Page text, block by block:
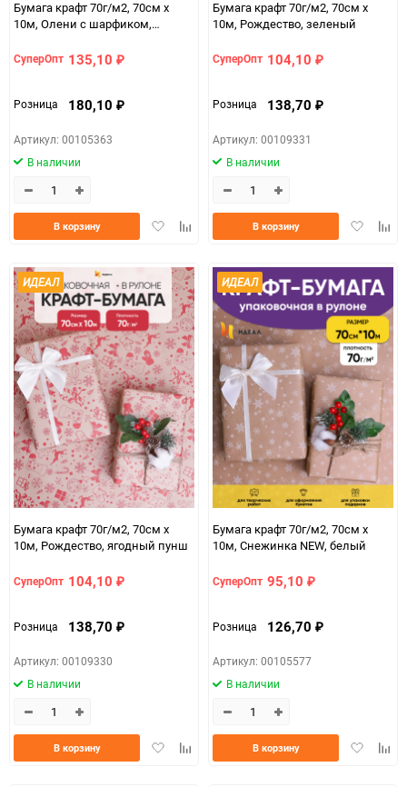
Бумага крафт 70г/м2, 70см x
10м, Олени с шарфиком,
СуперОпт 135,10 ₽
Розница 180,10 ₽
Артикул: 00105363
В наличии
ДобавитьДобавить
В корзину
Бумага крафт 70г/м2, 70см x
10м, Рождество, зеленый
СуперОпт 104,10 ₽
Розница 138,70 ₽
Артикул: 00109331
В наличии
Добавить
В корзину
ИДЕАЛ
Бумага крафт 70г/м2, 70см x
10м, Рождество, ягодный пунш
СуперОпт 104,10 ₽
Розница 138,70 ₽
Артикул: 00109330
В наличии
ДобавитьДобавить
В корзину
ИДЕАЛ
Бумага крафт 70г/м2, 70см x
10м, Снежинка NEW, белый
СуперОпт 95,10 ₽
Розница 126,70 ₽
Артикул: 00105577
В наличии
Добавить
В корзину